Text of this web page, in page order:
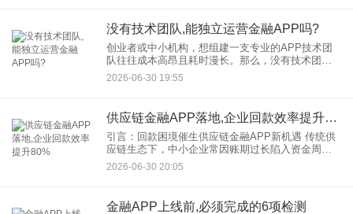
没有技术团队,能独立运营金融APP吗?
创业者或中小机构，想组建一支专业的APP技术团
队往往成本高昂且耗时漫长。那么，没有技术团
队，是否真的无法独立运营金融APP？答案并非完
全否定，但需结合资源整合与运营策略的巧妙设
2026-06-30 19:55
供应链金融APP落地,企业回款效率提升80%
引言：回款困境催生供应链金融APP新机遇 传统供
应链生态下，中小企业常因账期过长陷入资金周转
困境。例如，某制造企业曾因核心客户拖欠应收账
款超90天，导致原材料采购资金链断裂，被迫暂停
2026-06-30 20:05
金融APP上线前,必须完成的6项检测